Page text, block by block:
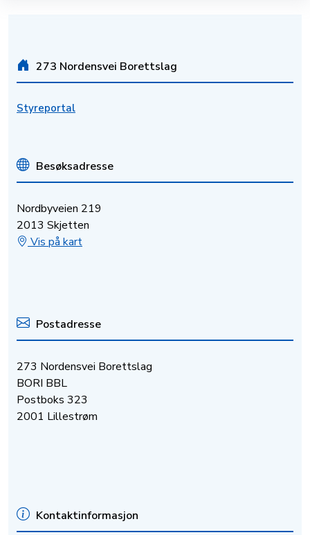
273 Nordensvei Borettslag
Styreportal
Besøksadresse
Nordbyveien 219
2013 Skjetten
Vis på kart
Postadresse
273 Nordensvei Borettslag
BORI BBL
Postboks 323
2001 Lillestrøm
Kontaktinformasjon